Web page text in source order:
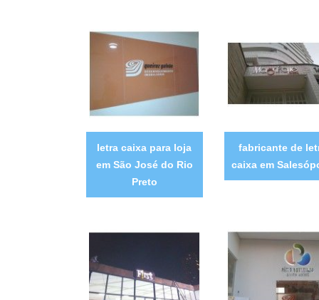
letra caixa para loja
em São José do Rio
Preto
fabricante de
caixa em